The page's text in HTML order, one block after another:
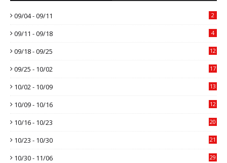
09/04 - 09/11 2
09/11 - 09/18 4
09/18 - 09/25 12
09/25 - 10/02 17
10/02 - 10/09 13
10/09 - 10/16 12
10/16 - 10/23 20
10/23 - 10/30 21
10/30 - 11/06 29